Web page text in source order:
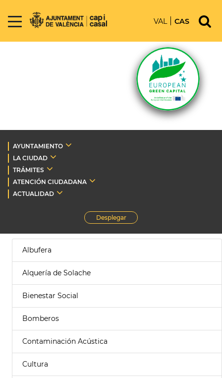
VAL CAS
AYUNTAMIENTO
LA CIUDAD
TRÁMITES
ATENCIÓN CIUDADANA
ACTUALIDAD
Desplegar
Albufera
Alquería de Solache
Bienestar Social
Bomberos
Contaminación Acústica
Cultura